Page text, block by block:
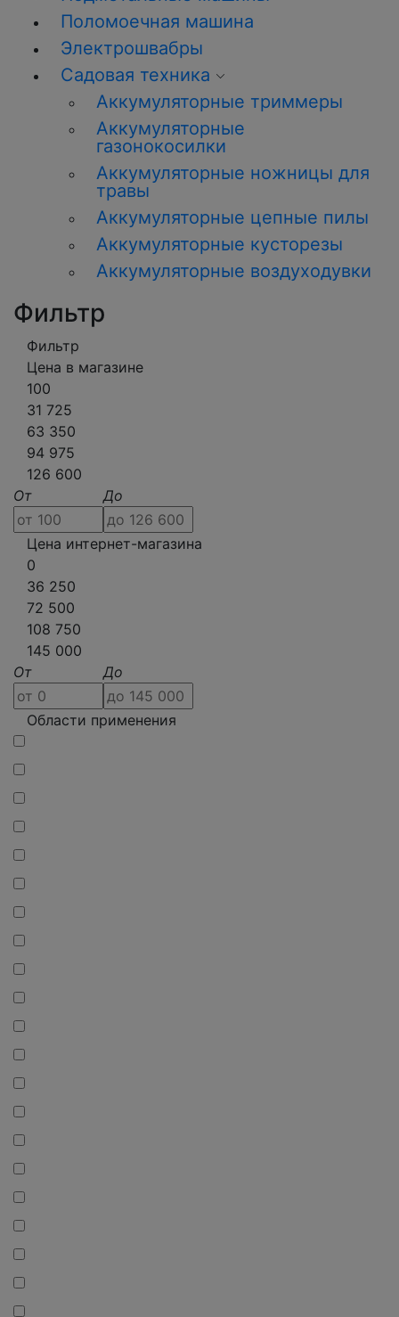
Поломоечная машина
Электрошвабры
Садовая техника
Аккумуляторные триммеры
Аккумуляторные
газонокосилки
Аккумуляторные ножницы для
травы
Аккумуляторные цепные пилы
Аккумуляторные кусторезы
Аккумуляторные воздуходувки
Фильтр
Фильтр
Цена в магазине
100
31 725
63 350
94 975
126 600
От
До
Цена интернет-магазина
0
36 250
72 500
108 750
145 000
От
До
Области применения